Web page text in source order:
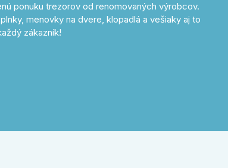
ponuku trezorov od renomovaných výrobcov.
menovky na dvere, klopadlá a vešiaky aj to
zákazník!